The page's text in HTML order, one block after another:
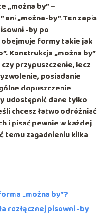
„można by”–
„można-by”. Ten zapis
-by po
formy takie jak
Konstrukcja „można by”
przypuszczenie, lecz
posiadanie
dopuszczenie
udostępnić dane tylko
chcesz łatwo odróżniać
i pisać pewnie w każdej
temu zagadnieniu kilka
„można by”?
rozłącznej pisowni -by